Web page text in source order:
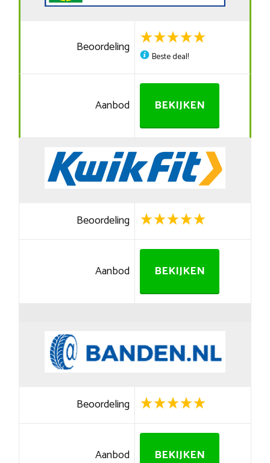
Beoordeling
Beste deal!
Aanbod BEKIJKEN
Beoordeling
Aanbod BEKIJKEN
Beoordeling
Aanbod BEKIJKEN